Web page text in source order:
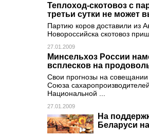
Теплоход-скотовоз с
третьи сутки не может
Партию коров доставили из
Новороссийска скотовоз
27.01.2009
Минсельхоз России
всплесков на
Свои прогнозы на совещании
Союза
Национальной ...
27.01.2009
На
Беларуси